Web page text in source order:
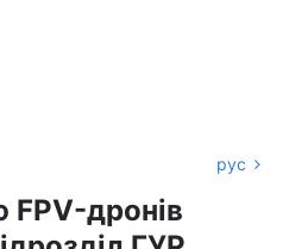
рус
FPV-дронів